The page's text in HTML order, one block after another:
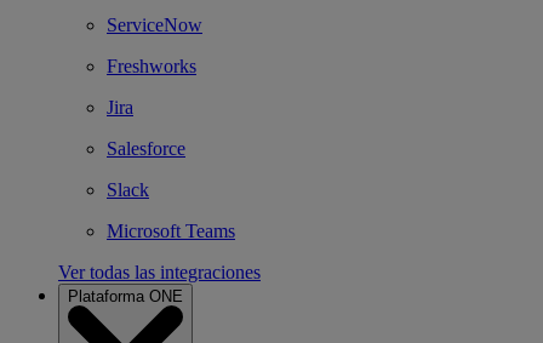
ServiceNow
Freshworks
Jira
Salesforce
Slack
Microsoft Teams
Ver todas las integraciones
Plataforma ONE